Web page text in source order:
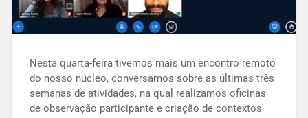
Nesta quarta-feira tivemos mais um encontro remoto
do nosso núcleo, conversamos sobre as últimas três
semanas de atividades, na qual realizamos oficinas
de observação participante e criação de contextos